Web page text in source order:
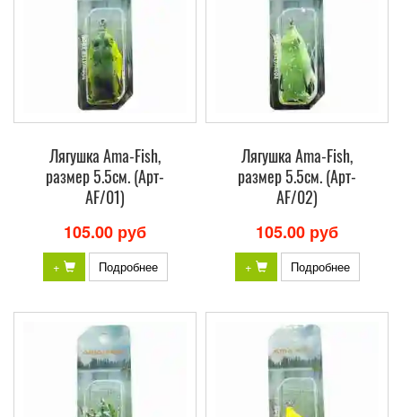
Лягушка Ama-Fish,
размер 5.5см. (Арт-
AF/01)
105.00 руб
+ Подробнее
Лягушка Ama-Fish,
размер 5.5см. (Арт-
AF/02)
105.00 руб
+ Подробнее